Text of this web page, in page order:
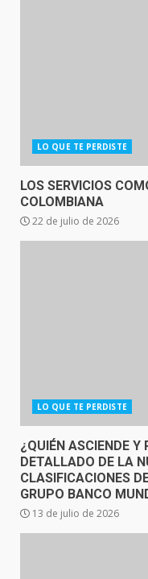
LO QUE TE PERDISTE
LOS SERVICIOS
COLOMBIANA
22 de julio de 2026
LO QUE TE PERDISTE
¿QUIÉN ASCIENDE Y
DETALLADO DE LA
CLASIFICACIONES
GRUPO BANCO
13 de julio de 2026